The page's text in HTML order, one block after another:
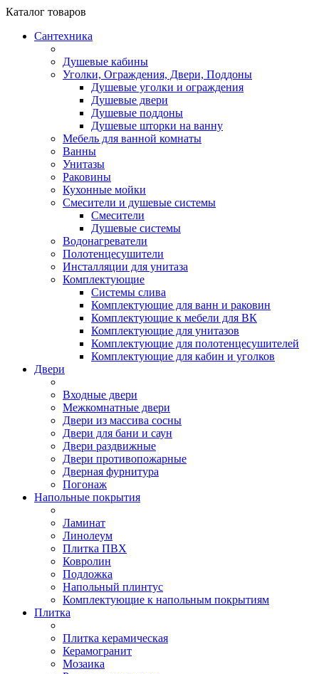
Каталог товаров
Сантехника
Душевые кабины
Уголки, Ограждения, Двери, Поддоны
Душевые уголки и ограждения
Душевые двери
Душевые поддоны
Душевые шторки на ванну
Мебель для ванной комнаты
Ванны
Унитазы
Раковины
Кухонные мойки
Смесители и душевые системы
Смесители
Душевые системы
Водонагреватели
Полотенцесушители
Инсталляции для унитаза
Комплектующие
Системы слива
Комплектующие для ванн и раковин
Комплектующие к мебели для ВК
Комплектующие для унитазов
Комплектующие для полотенцесушителей
Комплектующие для кабин и уголков
Двери
Входные двери
Межкомнатные двери
Двери из массива сосны
Двери для бани и саун
Двери раздвижные
Двери противопожарные
Дверная фурнитура
Погонаж
Напольные покрытия
Ламинат
Линолеум
Плитка ПВХ
Ковролин
Подложка
Напольный плинтус
Комплектующие к напольным покрытиям
Плитка
Плитка керамическая
Керамогранит
Мозаика